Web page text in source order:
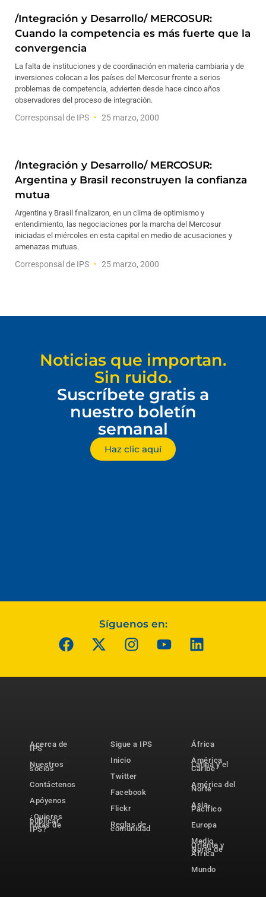
/Integración y Desarrollo/ MERCOSUR:
Cuando la competencia es más fuerte que la
convergencia
La falta de instituciones y de coordinación en materia cambiaria y de
inversiones colocan a los países del Mercosur frente a serios
problemas de competencia, advierten desde hace cinco años
observadores del proceso de integración.
Corresponsal de IPS 25 marzo, 2000
/Integración y Desarrollo/ MERCOSUR:
Argentina y Brasil reconstruyen la confianza
mutua
Argentina y Brasil finalizaron, en un clima de optimismo y
entendimiento, las negociaciones por la marcha del Mercosur
iniciadas el miércoles en esta capital en medio de acusaciones y
amenazas mutuas.
Corresponsal de IPS 25 marzo, 2000
Noticias que importan.
Sin ruido.
Suscríbete gratis a
nuestro boletín
semanal
Haz clic aquí
Síguenos en:
Acerca de
IPS
Nuestros
socios
Contáctenos
Apóyenos
¿Quieres
publicar
notas de
IPS?
Sigue a IPS
Inicio
Twitter
Facebook
Flickr
Reglas de
comunidad
África
América
Latina y el
Caribe
América del
Norte
Asia-
Pacífico
Europa
Medio
Oriente y
Norte de
África
Mundo